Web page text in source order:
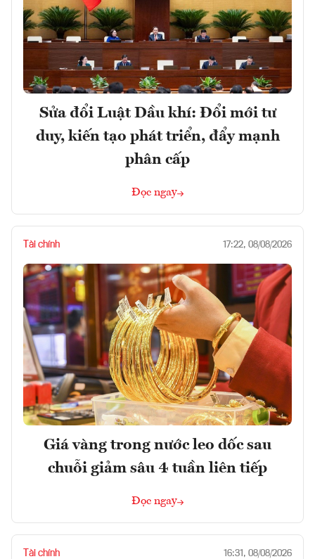
Sửa đổi Luật Dầu khí: Đổi mới tư
duy, kiến tạo phát triển, đẩy mạnh
phân cấp
Đọc ngay
Tài chính 17:22, 08/08/2026
Giá vàng trong nước leo dốc sau
chuỗi giảm sâu 4 tuần liên tiếp
Đọc ngay
Tài chính 16:31, 08/08/2026